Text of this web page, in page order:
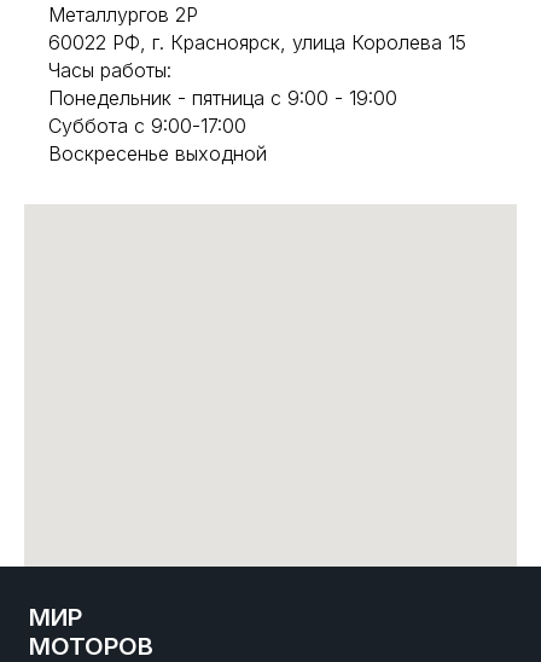
Металлургов 2Р
60022 РФ, г. Красноярск, улица Королева 15
Часы работы:
Понедельник - пятница с 9:00 - 19:00
Суббота с 9:00-17:00
Воскресенье выходной
МИР
МОТОРОВ